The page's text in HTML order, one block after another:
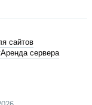
сайтов
Аренда сервера